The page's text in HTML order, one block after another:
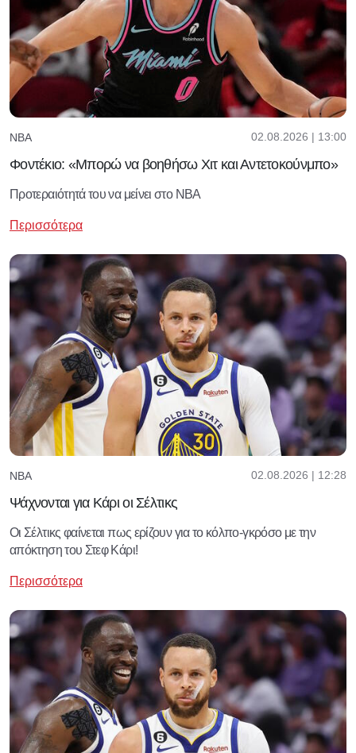
NBA 02.08.2026 | 13:00
Φοντέκιο: «Μπορώ να βοηθήσω Χιτ και Αντετοκούνμπο»
Προτεραιότητά του να μείνει στο ΝΒΑ
Περισσότερα
NBA 02.08.2026 | 12:28
Ψάχνονται για Κάρι οι Σέλτικς
Οι Σέλτικς φαίνεται πως ερίζουν για το κόλπο-γκρόσο με την
απόκτηση του Στεφ Κάρι!
Περισσότερα